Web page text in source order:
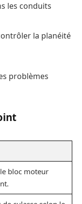
les conduits
la planéité
problèmes
bloc moteur